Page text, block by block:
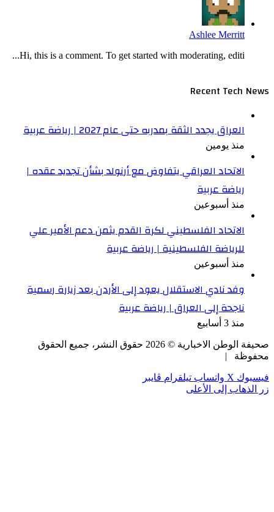
Ashlee Merritt
Hi, this is a comment. To get started with moderating, editi...
Recent Tech News
العراق يجدد الثقة بمدربه حتى عام 2027 | رياضة عربية
منذ يومين
الاتحاد العراقي يتفاوض مع أرنولد بشأن تجديد عقده |
رياضة عربية
منذ أسبوعين
الاتحاد الفلسطيني لكرة القدم يثمن دعم الأمير علي
للرياضة الفلسطينية | رياضة عربية
منذ أسبوعين
وفد نادي الاستقلال يعود إلى الأردن بعد زيارة رسمية
ناجحة إلى العراق | رياضة عربية
منذ 3 أسابيع
صحيفة الوطن الاخبارية © 2026 حقوق النشر، جميع الحقوق
محفوظة |
فيسبوك ‫X واتساب تيلقرام ڤايبر
زر الذهاب إلى الأعلى